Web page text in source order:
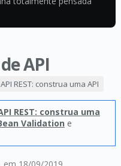
API
REST: construa uma API
REST: construa uma
Validation e